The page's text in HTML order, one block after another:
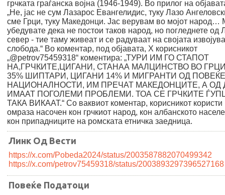
грчката граѓанска војна (1946-1949). Во прилог на
„Не, јас не сум Лазарос Евангелидис, туку Лазо
сме Грци, туку Македонци. Јас верувам во мојот народ…
убедувате дека не постои таков народ, но погледнете од
север - тие таму живеат и се радуваат на својата
слобода.“ Во коментар, под објавата, Х корисникот
„@petrov75459318“ коментира: „ТУРИ ИМ ГО СТАПОТ
НА,ГРЧКИТЕ,ЦИГАНИ, СТАНАА МАЛЦИНСТВО ВО
35% ШИПТАРИ, ЦИГАНИ 14% И МИГРАНТИ ОД ПОВЕЌЕ
НАЦИОНАЛНОСТИ, ИМ ПРЕЧАТ МАКЕДОНЦИТЕ, А ОД
ИМААТ ПОГОЛЕМИ ПРОБЛЕМИ. ТОА СЕ ГРЧКИТЕ
ТАКА ВИКААТ.“ Со ваквиот коментар, корисникот користи
омраза насочен кон грчкиот народ, кон албанското
кон припадниците на ромската етничка заедница.
Линк Од Вести
https://x.com/Pobeda2024/status/2003587882070499342
https://x.com/petrov75459318/status/2003893297396527168
Повеќе Податоци